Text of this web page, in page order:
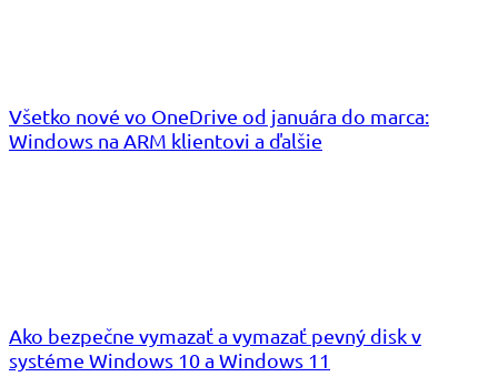
Všetko nové vo OneDrive od januára do marca:
Windows na ARM klientovi a ďalšie
Ako bezpečne vymazať a vymazať pevný disk v
systéme Windows 10 a Windows 11